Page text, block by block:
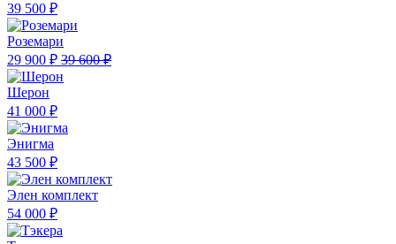
39 500 ₽
Роземари
29 900 ₽ 39 600 ₽
Шерон
41 000 ₽
Энигма
43 500 ₽
Элен комплект
54 000 ₽